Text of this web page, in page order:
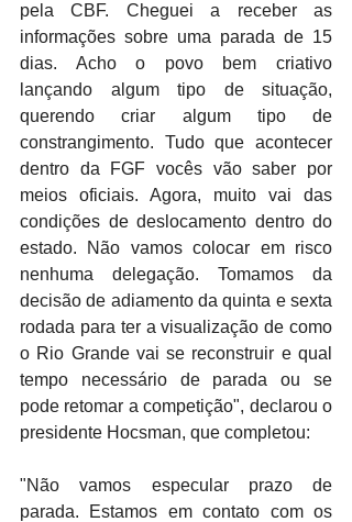
pela CBF. Cheguei a receber as
informações sobre uma parada de 15
dias. Acho o povo bem criativo
lançando algum tipo de situação,
querendo criar algum tipo de
constrangimento. Tudo que acontecer
dentro da FGF vocês vão saber por
meios oficiais. Agora, muito vai das
condições de deslocamento dentro do
estado. Não vamos colocar em risco
nenhuma delegação. Tomamos da
decisão de adiamento da quinta e sexta
rodada para ter a visualização de como
o Rio Grande vai se reconstruir e qual
tempo necessário de parada ou se
pode retomar a competição", declarou o
presidente Hocsman, que completou:
"Não vamos especular prazo de
parada. Estamos em contato com os